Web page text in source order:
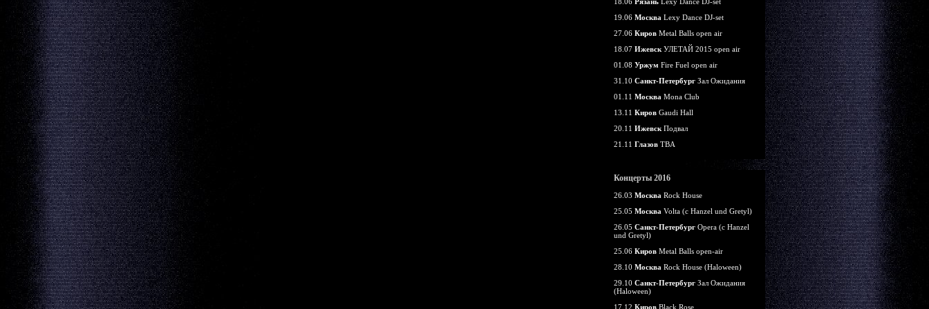
19.06 Москва Lexy Dance DJ-set
27.06 Киров Metal Balls open air
18.07 Ижевск УЛЕТАЙ 2015 open air
01.08 Уржум Fire Fuel open air
31.10 Санкт-Петербург Зал Ожидания
01.11 Москва Mona Club
13.11 Киров Gaudi Hall
20.11 Ижевск Подвал
21.11 Глазов TBA
Концерты 2016
26.03 Москва Rock House
25.05 Москва Volta (c Hanzel und Gretyl)
26.05 Санкт-Петербург Opera (c Hanzel
und Gretyl)
25.06 Киров Metal Balls open-air
28.10 Москва Rock House (Haloween)
29.10 Санкт-Петербург Зал Ожидания
(Haloween)
17.12 Киров Black Rose